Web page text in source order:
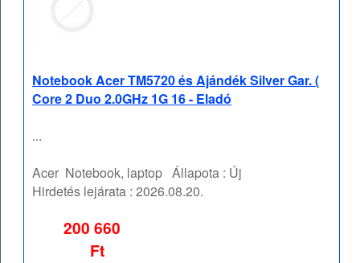
Notebook Acer TM5720 és Ajándék Silver Gar. (
Core 2 Duo 2.0GHz 1G 16 - Eladó
...
Acer Notebook, laptop Állapota : Új
Hirdetés lejárata :2026.08.20.
200 660
Ft